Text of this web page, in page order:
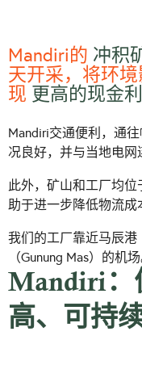
Mandiri的 冲积
天开采，将环
现 更高的现金
Mandiri交通便利，通
况良好，并与当地电网
此外，矿山和工厂均位
助于进一步降低物流成
我们的工厂靠近马辰港
（Gunung Mas）的机场
Mandiri：
高、可持